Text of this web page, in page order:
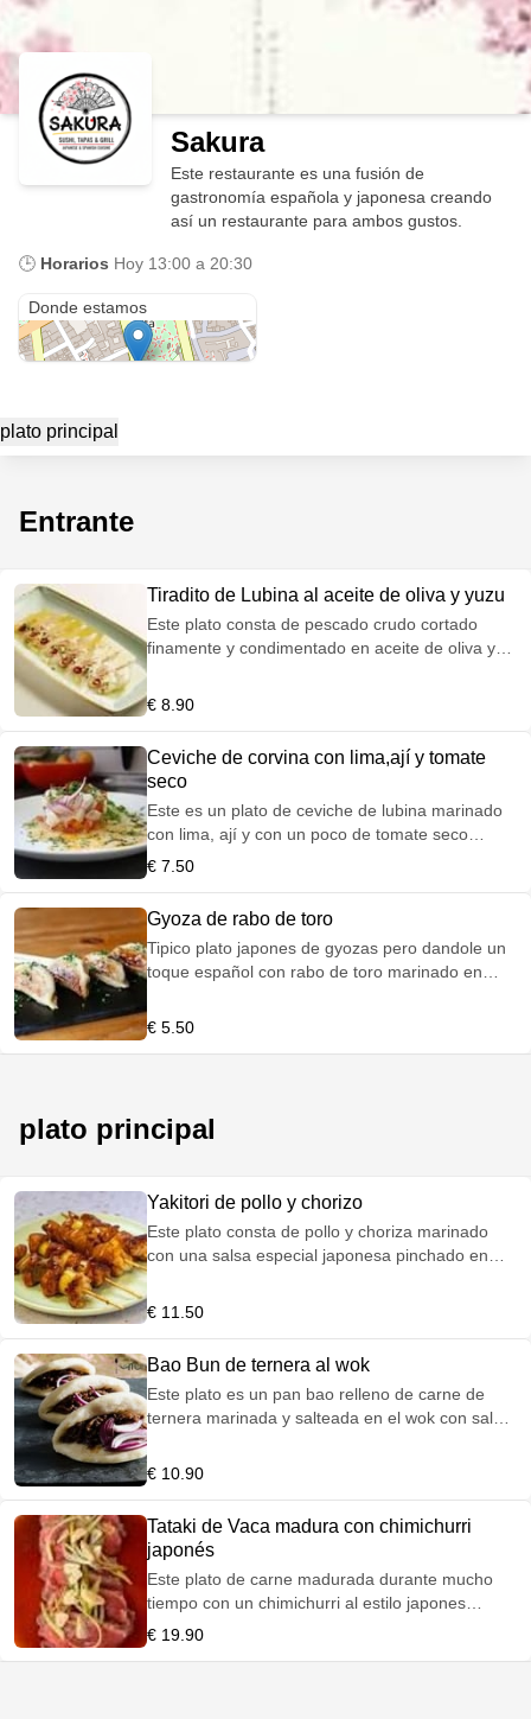
Sakura
Este restaurante es una fusión de
gastronomía española y japonesa creando
así un restaurante para ambos gustos.
🕒 Horarios Hoy 13:00 a 20:30
Donde estamos
plato principal
Entrante
Tiradito de Lubina al aceite de oliva y yuzu
Este plato consta de pescado crudo cortado
finamente y condimentado en aceite de oliva y
€ 8.90
Ceviche de corvina con lima,ají y tomate
seco
Este es un plato de ceviche de lubina marinado
con lima, ají y con un poco de tomate seco
picado por encima.
€ 7.50
Gyoza de rabo de toro
Tipico plato japones de gyozas pero dandole un
toque español con rabo de toro marinado en
€ 5.50
plato principal
Yakitori de pollo y chorizo
Este plato consta de pollo y choriza marinado
con una salsa especial japonesa pinchado en
€ 11.50
Bao Bun de ternera al wok
Este plato es un pan bao relleno de carne de
ternera marinada y salteada en el wok con salsa
€ 10.90
Tataki de Vaca madura con chimichurri
japonés
Este plato de carne madurada durante mucho
tiempo con un chimichurri al estilo japones
añadiendo salsas suyas tradicionales.
€ 19.90